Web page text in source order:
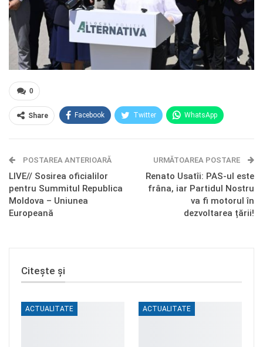
0
Share Facebook Twitter WhatsApp
Telegram OK.ru
POSTAREA ANTERIOARĂ
LIVE// Sosirea oficialilor
pentru Summitul Republica
Moldova – Uniunea
Europeană
URMĂTOAREA POSTARE
Renato Usatîi: PAS-ul este
frâna, iar Partidul Nostru
va fi motorul în
dezvoltarea țării!
Citește și
ACTUALITATE ACTUALITATE